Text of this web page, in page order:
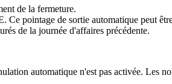
de la fermeture.
pointage de sortie automatique peut
de la journée d'affaires précédente.
automatique n'est pas activée. Les